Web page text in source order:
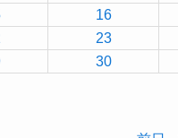
16
23
30